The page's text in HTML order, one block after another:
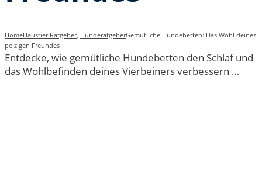
HomeHaustier Ratgeber, HunderatgeberGemütliche Hundebetten: Das Wohl deines
pelzigen Freundes
Entdecke, wie gemütliche Hundebetten den Schlaf und
das Wohlbefinden deines Vierbeiners verbessern …